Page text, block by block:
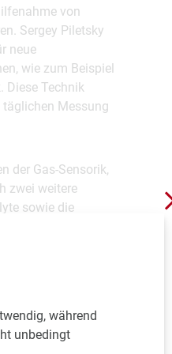
von
Sergey Piletsky
neue
wie zum Beispiel
Diese Technik
Messung
der Gas-Sensorik,
zwei weitere
sowie die
in
stellt die
während
unbedingt